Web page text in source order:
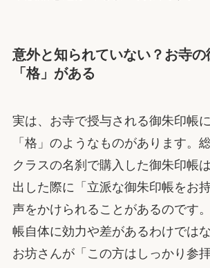
意外と知られていない？お寺の
「格」がある
実は、お寺で授与される御朱印帳
「格」のようなものがあります。
クラスの名刹で購入した御朱印帳
出した際に「立派な御朱印帳をお
声をかけられることがあるのです
帳自体に効力や差があるわけでは
お坊さんが「この方はしっかり参